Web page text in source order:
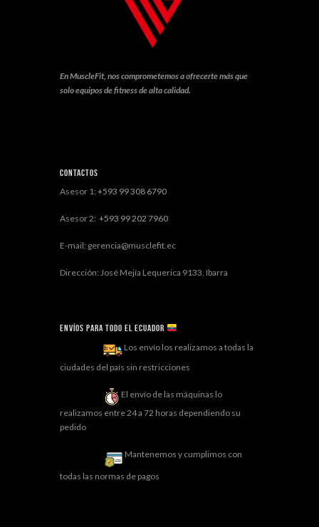
En MuscleFit, nos comprometemos a ofrecerte más que
solo equipos de fitness de alta calidad.
Contactos
Asesor 1: +593 99 308 6790
Asesor 2: +593 99 202 7960
E-mail: gerencia@musclefit.ec
Dirección: José Mejía Lequerica 9133, Ibarra
Envíos para todo el ECUADOR
Los envío los realizamos a todas la
ciudades del país sin restricciones
El envío de las máquinas lo
realizamos entre 24 a 72 horas dependiendo su
pedido
Mantenemos y cumplimos con
todas las normas de pagos